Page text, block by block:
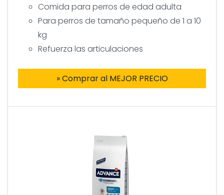
Comida para perros de edad adulta
Para perros de tamaño pequeño de 1 a 10
kg
Refuerza las articulaciones
» Comprar al MEJOR PRECIO